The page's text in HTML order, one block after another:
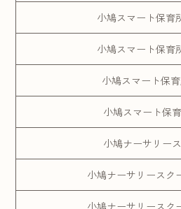
小鳩スマート保育
小鳩スマート保育
小鳩スマート保
小鳩スマート保
小鳩ナーサリー
小鳩ナーサリースク
小鳩ナーサリースク